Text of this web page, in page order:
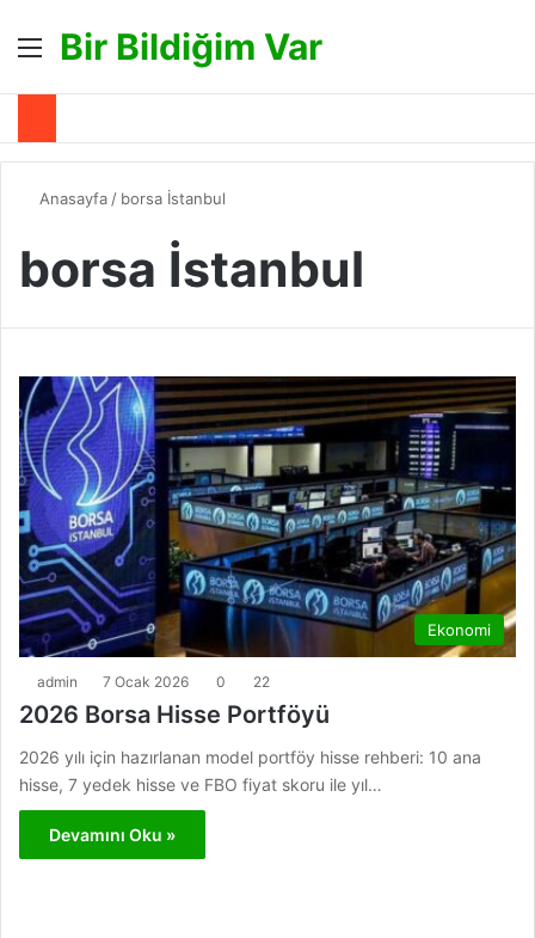
Menü
Bir Bildiğim Var
Anasayfa / borsa İstanbul
borsa İstanbul
Ekonomi
admin 7 Ocak 2026 0 22
2026 Borsa Hisse Portföyü
2026 yılı için hazırlanan model portföy hisse rehberi: 10 ana
hisse, 7 yedek hisse ve FBO fiyat skoru ile yıl…
Devamını Oku »